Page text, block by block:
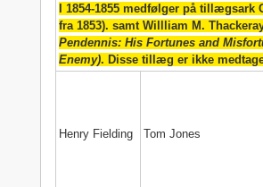
I 1854-1855 medfølger på tillægsark
fra 1853). samt Willliam M.
Pendennis: His Fortunes and
Enemy). Disse tillæg er ikke
Henry Fielding Tom Jones